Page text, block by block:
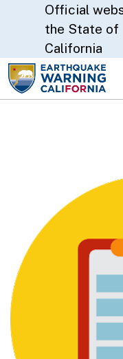
CA.gov
Official
the State of
California